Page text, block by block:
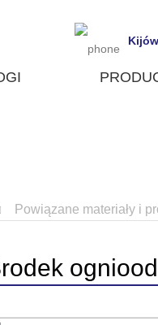
Kijów
Powiązane materiały i